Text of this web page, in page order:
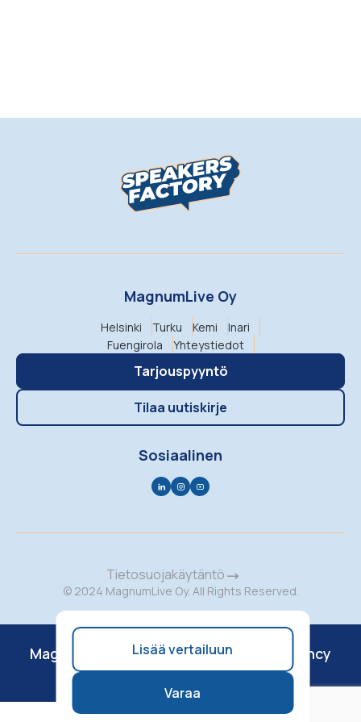
Lisää vertailuun
Varaa
MagnumLive Oy
Helsinki Turku Kemi
Inari
Fuengirola
Yhteystiedot
Tarjouspyyntö
Tilaa uutiskirje
Sosiaalinen
Tietosuojakäytäntö
© 2024 MagnumLive Oy. All Rights Reserved.
MagnumMusic MagnumEvents
Vibely Agency
Concert Calendar